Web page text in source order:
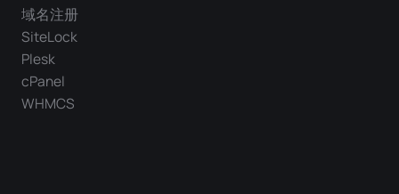
域名注册
SiteLock
Plesk
cPanel
WHMCS